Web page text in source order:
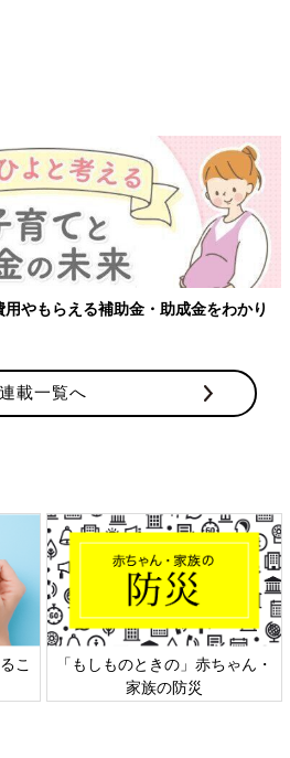
やもらえる補助金・助成金をわかり
連載一覧へ
こ
「もしものときの」赤ちゃん・
家族の防災